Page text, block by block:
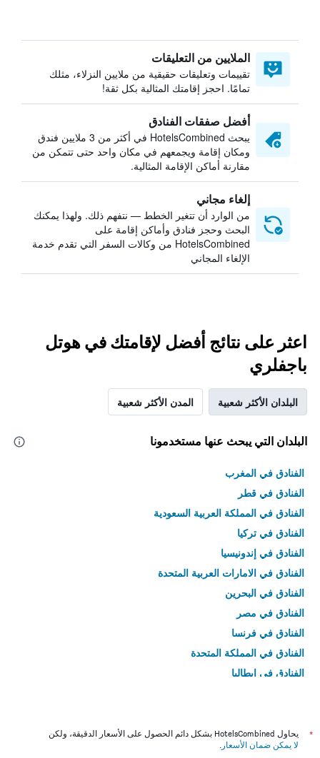
الملايين من التعليقات
تقييمات وتعليقات حقيقية من ملايين النزلاء، مثلك
تمامًا. احجز إقامتك المثالية بكل ثقة!
أفضل صفقات الفنادق
يبحث HotelsCombined في أكثر من 3 ملايين فندق
ومكان إقامة ويجمعهم في مكان واحد حتى تتمكن من
مقارنة أماكن الإقامة المثالية.
إلغاء مجاني
من الوارد أن تتغير الخطط — نتفهم ذلك. ولهذا يمكنك
البحث وحجز فنادق وأماكن إقامة على
HotelsCombined من وكالات السفر التي تقدم خدمة
الإلغاء المجاني
اعثر على نتائج أفضل لإقامتك في هوتل
باجفلري
البلدان الأكثر شعبية المدن الأكثر شعبية
البلدان التي يبحث عنها مستخدمونا
الفنادق في المغرب
الفنادق في قطر
الفنادق في المملكة العربية السعودية
الفنادق في تركيا
الفنادق في إندونيسيا
الفنادق في الامارات العربية المتحدة
الفنادق في البحرين
الفنادق في مصر
الفنادق في فرنسا
الفنادق في المملكة المتحدة
الفنادق في إيطاليا
*
يحاول HotelsCombined بشكل دائم الحصول على الأسعار الدقيقة، ولكن
لا يمكن ضمان الأسعار .